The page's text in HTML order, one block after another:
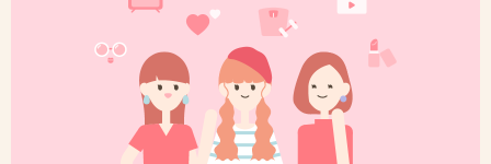
男に愛とかもあまり好きじゃない
アイルトンセナから取ってるのかな